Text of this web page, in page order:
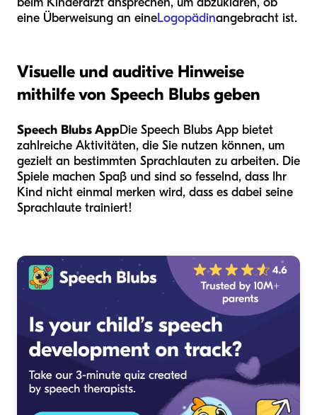
eine Überweisung an eineLogopädinangebracht ist.
Visuelle und auditive Hinweise
mithilfe von Speech Blubs geben
Speech Blubs AppDie Speech Blubs App bietet
zahlreiche Aktivitäten, die Sie nutzen können, um
gezielt an bestimmten Sprachlauten zu arbeiten. Die
Spiele machen Spaß und sind so fesselnd, dass Ihr
Kind nicht einmal merken wird, dass es dabei seine
Sprachlaute trainiert!